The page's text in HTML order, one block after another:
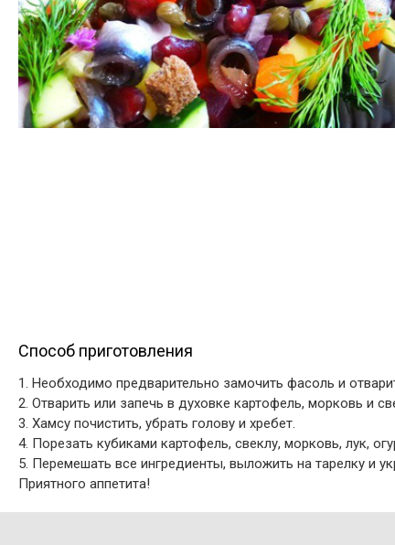
Способ приготовления
1. Необходимо предварительно замочить фасоль и
2. Отварить или запечь в духовке картофель, морковь и
3. Хамсу почистить, убрать голову и хребет.
4. Порезать кубиками картофель, свеклу, морковь, лук,
5. Перемешать все ингредиенты, выложить на тарелку и
Приятного аппетита!